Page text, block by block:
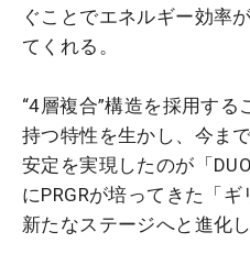
ぐことでエネルギー効率
てくれる。
“4層複合”構造を採用す
持つ特性を生かし、今ま
安定を実現したのが「
にPRGRが培ってきた「
新たなステージへと進化